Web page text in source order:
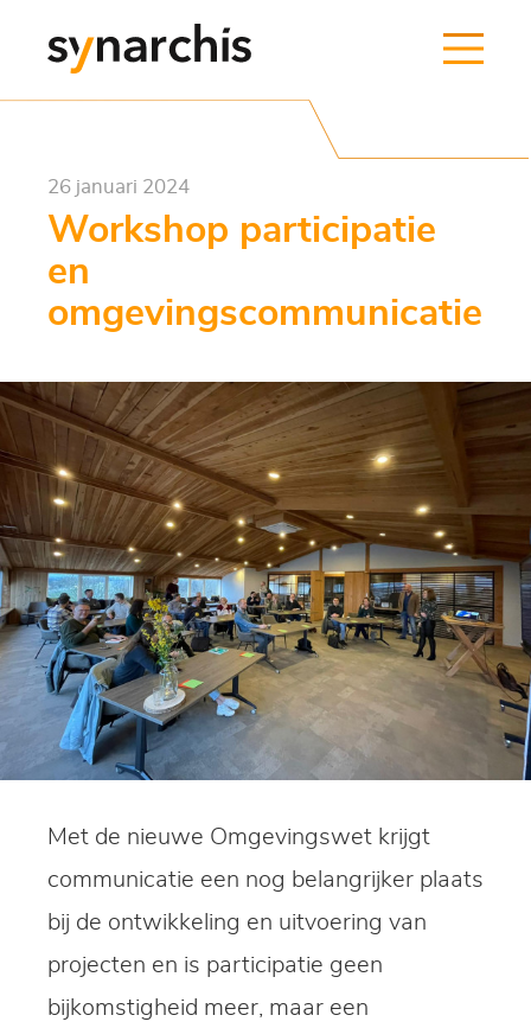
26 januari 2024
Workshop participatie
en
omgevingscommunicatie
Met de nieuwe Omgevingswet krijgt
communicatie een nog belangrijker plaats
bij de ontwikkeling en uitvoering van
projecten en is participatie geen
bijkomstigheid meer, maar een